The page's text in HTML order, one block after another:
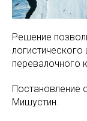
Решение
перевалочного
Постановление
Мишустин.